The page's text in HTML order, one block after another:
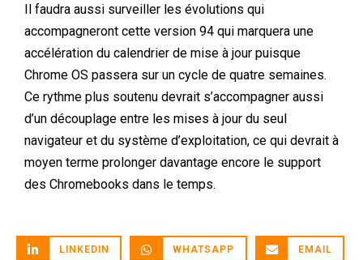
Il faudra aussi surveiller les évolutions qui
accompagneront cette version 94 qui marquera une
accélération du calendrier de mise à jour puisque
Chrome OS passera sur un cycle de quatre semaines.
Ce rythme plus soutenu devrait s’accompagner aussi
d’un découplage entre les mises à jour du seul
navigateur et du système d’exploitation, ce qui devrait à
moyen terme prolonger davantage encore le support
des Chromebooks dans le temps.
LINKEDIN WHATSAPP EMAIL